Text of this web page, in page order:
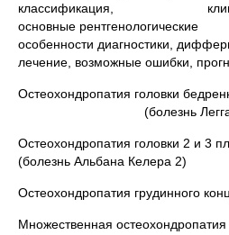
классификация,
основные
особенности диагностики,
лечение, возможные ошибки,
Остеохондропатия головки
(болезнь Легга-
Остеохондропатия головки 2 и 3
(болезнь Альбана Келера 2)
Остеохондропатия грудинного
Множественная